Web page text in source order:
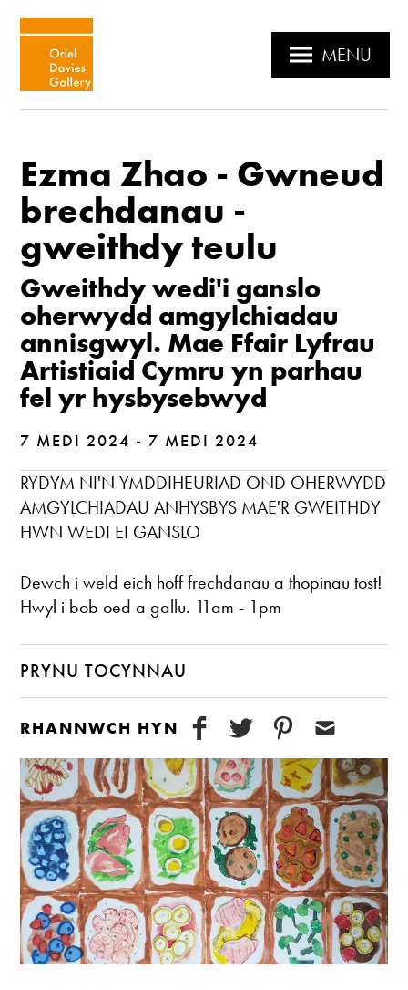
MENU
Ezma Zhao - Gwneud
brechdanau -
gweithdy teulu
Gweithdy wedi'i ganslo
oherwydd amgylchiadau
annisgwyl. Mae Ffair Lyfrau
Artistiaid Cymru yn parhau
fel yr hysbysebwyd
7 MEDI 2024 - 7 MEDI 2024
RYDYM NI'N YMDDIHEURIAD OND OHERWYDD
AMGYLCHIADAU ANHYSBYS MAE'R GWEITHDY
HWN WEDI EI GANSLO
Dewch i weld eich hoff frechdanau a thopinau tost!
Hwyl i bob oed a gallu. 11am - 1pm
PRYNU TOCYNNAU
RHANNWCH HYN